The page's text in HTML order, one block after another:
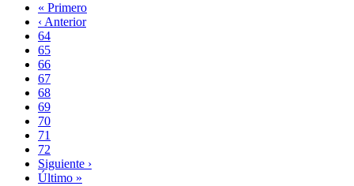
Paginación
Primera
página
« Primero
Página
anterior
‹ Anterior
Page
64
Page
65
Page
66
Page
67
Página
actual
68
Page
69
Page
70
Page
71
Page
72
Siguiente
página
Siguiente ›
Última
Último »